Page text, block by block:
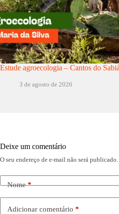
Estude agroecologia – Cantos do Sabiá
3 de agosto de 2026
Deixe um comentário
O seu endereço de e-mail não será publicado.
Nome*
Adicionar comentário *